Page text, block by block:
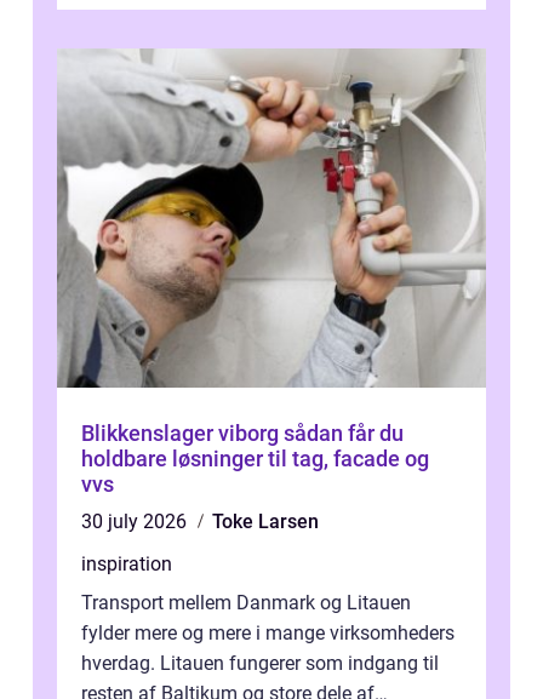
Blikkenslager viborg sådan får du
holdbare løsninger til tag, facade og
vvs
30 july 2026
Toke Larsen
inspiration
Transport mellem Danmark og Litauen
fylder mere og mere i mange virksomheders
hverdag. Litauen fungerer som indgang til
resten af Baltikum og store dele af